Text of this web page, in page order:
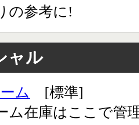
の参考に!
ャル
ム
[標準]
ム在庫はここで管